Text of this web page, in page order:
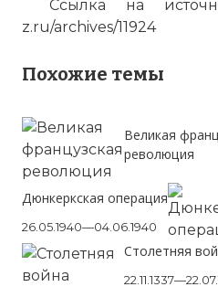
Ссылка на
z.ru/archives/11924
Похожие темы
Великая
революция
Дюнкеркская операция
26.05.1940—04.06.1940
Столетняя